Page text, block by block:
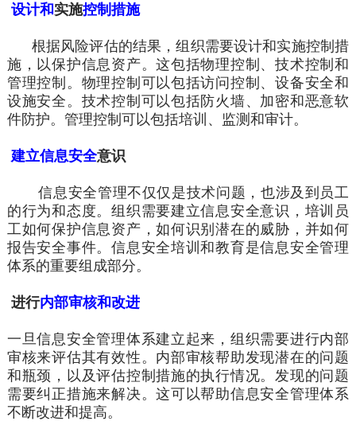
设计和 实施控制措施
根据风险评估的结果，组织需要设计和实施控制措
施，以保护信息资产。这包括物理控制、技术控制和
管理控制。物理控制可以包括访问控制、设备安全和
设施安全。技术控制可以包括防火墙、加密和恶意软
件防护。管理控制可以包括培训、监测和审计。
建立信息安全意识
信息安全管理不仅仅是技术问题，也涉及 到员工
的行为和态度。组织需要建立信息安全意识，培训员
工如何保护信息资产，如何识别潜在的威胁，并如何
报告安全事件。信息安全培训和教育是信息安全管理
体系的重要组成部分。
进行内部审核和改进
一旦信息安全管理体系建立起来，组织需要进行内部
审核来评估其有效性。内部审核帮助发现潜在的问题
和瓶颈，以及评估控制措施的执行情况。发现的问题
需要纠正措施来解决。这可以帮助信息安全管理体系
不断改进和提高。